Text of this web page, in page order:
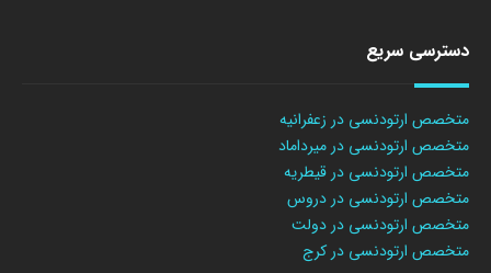
دسترسی سریع
متخصص ارتودنسی در زعفرانیه
متخصص ارتودنسی در میرداماد
متخصص ارتودنسی در قیطریه
متخصص ارتودنسی در دروس
متخصص ارتودنسی در دولت
متخصص ارتودنسی در کرج